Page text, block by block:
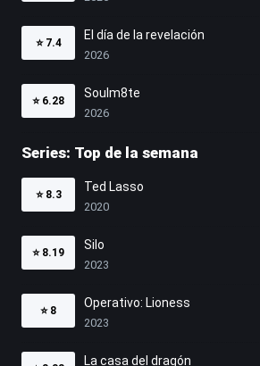
⭐ 7.4
El día de la revelación
2026
⭐ 6.28
Soulm8te
2026
Series: Top de la semana
⭐ 8.3
Ted Lasso
2020
⭐ 8.19
Silo
2023
⭐ 8
Operativo: Lioness
2023
La casa del dragón